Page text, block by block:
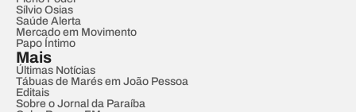
Sílvio Osias
Saúde Alerta
Mercado em Movimento
Papo Íntimo
Mais
Últimas Notícias
Tábuas de Marés em João Pessoa
Editais
Sobre o Jornal da Paraíba